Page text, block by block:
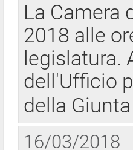
La Camera
2018 alle
legislatura.
dell'Ufficio
della
16/03/2018